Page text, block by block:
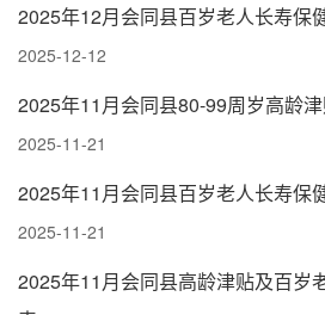
2025年12月会同县百岁老人长寿保
2025-12-12
2025年11月会同县80-99周岁高龄
2025-11-21
2025年11月会同县百岁老人长寿保
2025-11-21
2025年11月会同县高龄津贴及百岁